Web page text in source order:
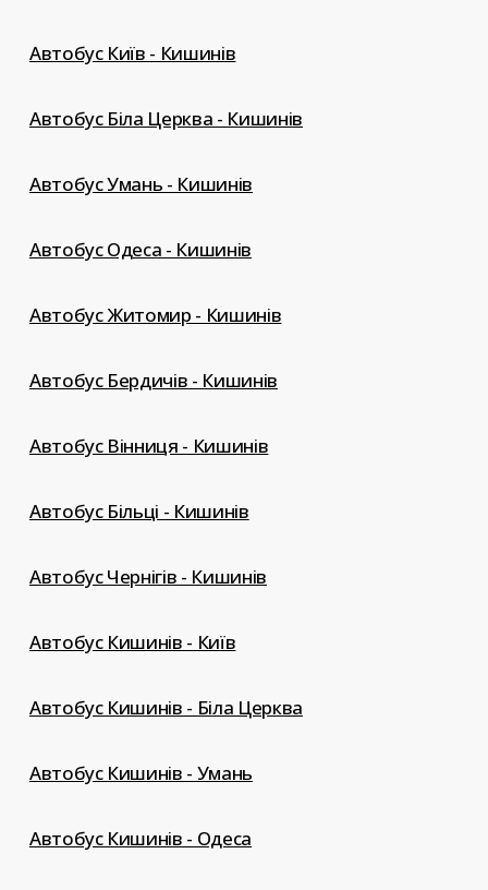
Автобус Київ - Кишинів
Автобус Біла Церква - Кишинів
Автобус Умань - Кишинів
Автобус Одеса - Кишинів
Автобус Житомир - Кишинів
Автобус Бердичів - Кишинів
Автобус Вінниця - Кишинів
Автобус Більці - Кишинів
Автобус Чернігів - Кишинів
Автобус Кишинів - Київ
Автобус Кишинів - Біла Церква
Автобус Кишинів - Умань
Автобус Кишинів - Одеса